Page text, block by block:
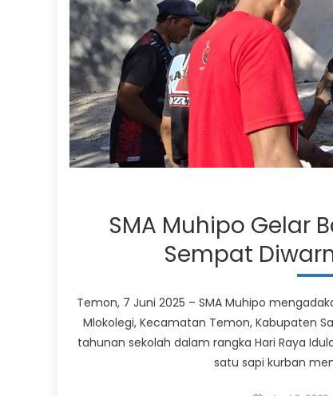
SMA Muhipo Gelar
Sempat
Temon, 7 Juni 2025 – SMA Muhipo
Mlokolegi, Kecamatan Temon, Kabupaten
tahunan sekolah dalam rangka Hari Raya
satu sapi kurban